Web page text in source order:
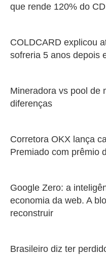
que rende 120% do
COLDCARD explicou
sofreria 5 anos depois
Mineradora vs pool de
diferenças
Corretora OKX lança
Premiado com prêmio
Google Zero: a
economia da web. A
reconstruir
Brasileiro diz ter